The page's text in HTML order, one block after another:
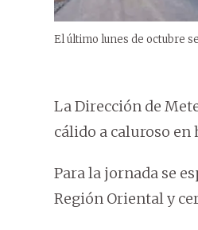
El último lunes de octubre
La Dirección de
cálido a caluroso en
Para la jornada se
Región Oriental y